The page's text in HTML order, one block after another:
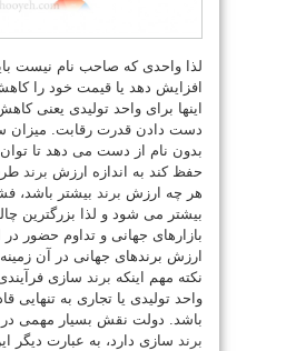
لذا واحدی که صاحب نام نیست
افزایش دهد یا قیمت خود را
اینها برای واحد تولیدی یعنی
دست دادن قدرت رقابت. میزان
بدون نام از دست می دهد تا توان
حفظ کند به اندازه ارزش برند
هر چه ارزش برند بیشتر باشد،
بیشتر می شود و لذا بزرگترین
بازارهای جهانی و تداوم حضور در
ارزش برندهای جهانی در آن
نکته مهم اینکه برند سازی
واحد تولیدی یا تجاری به تنهایی
باشد. دولت نقش بسیار مهمی
برند سازی دارد، به عبارت دیگر